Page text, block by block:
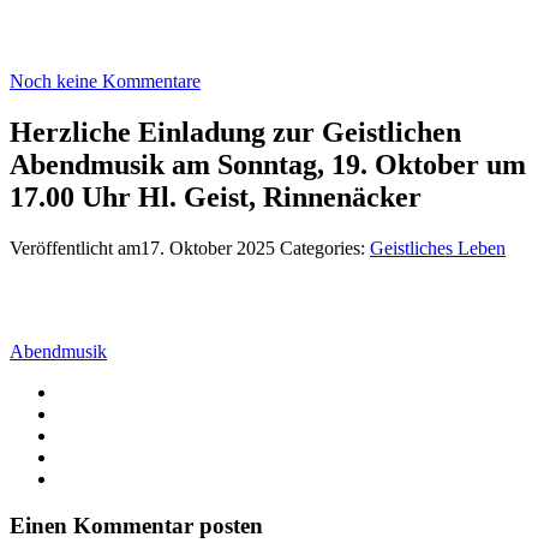
Noch keine Kommentare
Herzliche Einladung zur Geistlichen
Abendmusik am Sonntag, 19. Oktober um
17.00 Uhr Hl. Geist, Rinnenäcker
Veröffentlicht am17. Oktober 2025 Categories: Geistliches Leben
Abendmusik
Einen Kommentar posten